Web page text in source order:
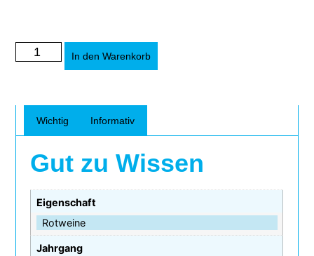
In den Warenkorb
Wichtig Informativ
Gut zu Wissen
Eigenschaft
Rotweine
Jahrgang